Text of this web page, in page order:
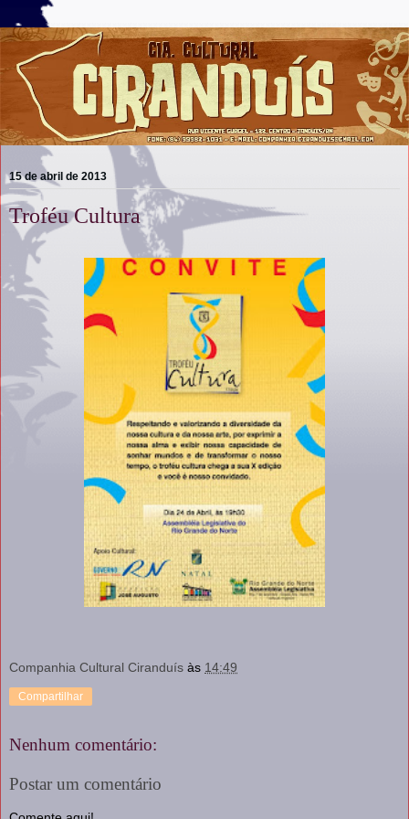
15 de abril de 2013
Troféu Cultura
Companhia Cultural Ciranduís às 14:49
Compartilhar
Nenhum comentário:
Postar um comentário